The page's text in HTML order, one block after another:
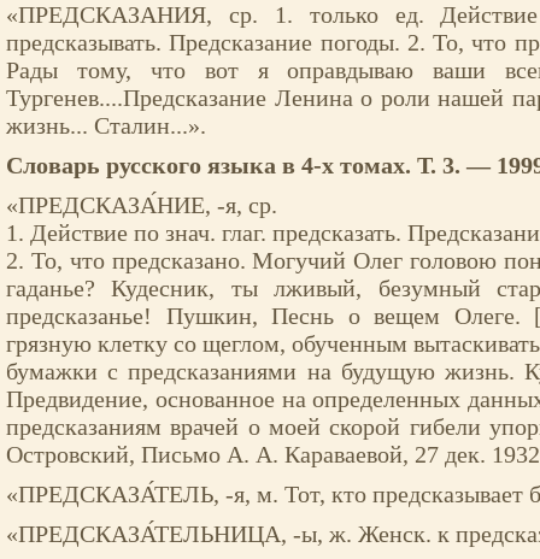
«ПРЕДСКАЗАНИЯ, ср. 1. только ед. Действие
предсказывать. Предсказание погоды. 2. То, что
Рады тому, что вот я оправдываю ваши
Тургенев....Предсказание Ленина о роли нашей
жизнь... Сталин...».
Словарь русского языка в 4-х томах. Т. 3. —
«ПРЕДСКАЗА́НИЕ, -я, ср.
1. Действие по знач. глаг. предсказать.
2. То, что предсказано. Могучий Олег головою
гаданье? Кудесник, ты лживый, безумный
предсказанье! Пушкин, Песнь о вещем Олеге.
грязную клетку со щеглом, обученным
бумажки с предсказаниями на будущую жизнь.
Предвидение, основанное на определенных
предсказаниям врачей о моей скорой гибели
Островский, Письмо А. А. Караваевой, 27 дек.
«ПРЕДСКАЗА́ТЕЛЬ, -я, м. Тот, кто предсказывает
«ПРЕДСКАЗА́ТЕЛЬНИЦА, -ы, ж. Женск. к